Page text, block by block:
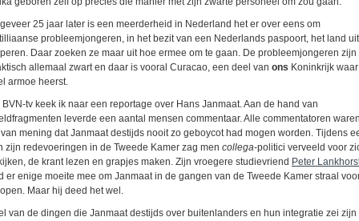
25 jaar later is een meerderheid in Nederland het er over eens om
probleemjongeren, in het bezit van een Nederlands paspoort, het land
Daar zoeken ze maar uit hoe ermee om te gaan. De probleemjongeren zijn
allemaal zwart en daar is vooral Curacao, een deel van ons Koninkrijk waar
armoe heerst.
BVN-tv keek ik naar een reportage over Hans Janmaat. Aan de hand van
leverde een aantal mensen commentaar. Alle commentatoren waren
mening dat Janmaat destijds nooit zo geboycot had mogen worden. Tijdens
zijn redevoeringen in de Tweede Kamer zag men collega-politici verveeld voor
de krant lezen en grapjes maken. Zijn vroegere studievriend Peter
er enige moeite mee om Janmaat in de gangen van de Tweede Kamer straal
Maar hij deed het wel.
van de dingen die Janmaat destijds over buitenlanders en hun integratie zei zijn